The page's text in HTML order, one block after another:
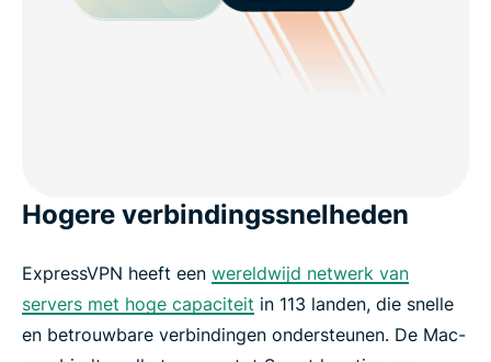
Hogere verbindingssnelheden
ExpressVPN heeft een wereldwijd netwerk van
servers met hoge capaciteit in 113 landen, die snelle
en betrouwbare verbindingen ondersteunen. De Mac-